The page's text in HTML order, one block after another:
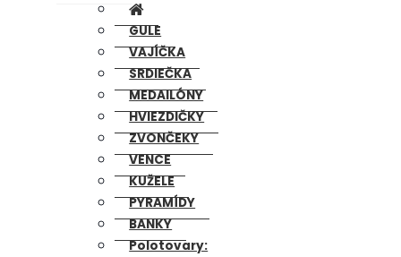
GULE
VAJÍČKA
SRDIEČKA
MEDAILÓNY
HVIEZDIČKY
ZVONČEKY
VENCE
KUŽELE
PYRAMÍDY
BANKY
Polotovary: